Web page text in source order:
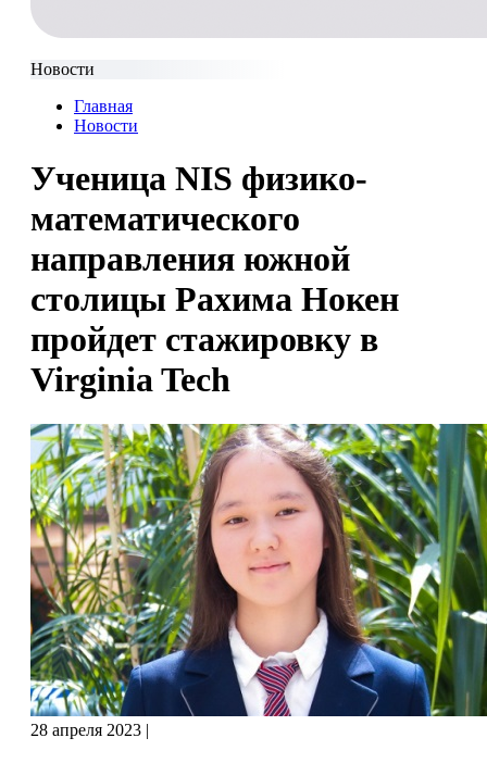
Новости
Главная
Новости
Ученица NIS физико-
математического
направления южной
столицы Рахима Нокен
пройдет стажировку в
Virginia Tech
28 апреля 2023 |